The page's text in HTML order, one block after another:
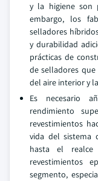
y la higiene son
embargo, los
selladores
y durabilidad
prácticas de
de selladores
del aire interior y
Es necesario
rendimiento
revestimientos
vida del sistema
hasta el realce
revestimientos
segmento,